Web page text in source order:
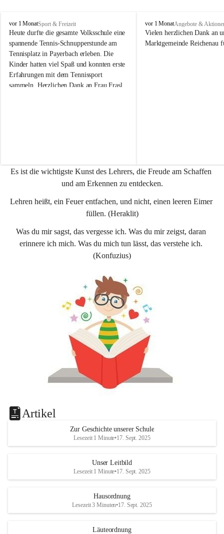
V
o
l
k
s
s
c
h
e
n
vor 1 MonatSport & Freizeit
Heute durfte die gesamte Volksschule eine
spannende Tennis-Schnupperstunde am
Tennisplatz in Payerbach erleben. Die
Kinder hatten viel Spaß und konnten erste
Erfahrungen mit dem Tennissport
sammeln. Herzlichen Dank an Frau Frasl
V
o
l
e
n
a
vor 1 MonatAngebote &
Vielen herzlichen Dank an
Marktgemeinde Reichenau
Es ist die wichtigste Kunst des Lehrers, die Freude am Schaffen
und am Erkennen zu entdecken.
Lehren heißt, ein Feuer entfachen, und nicht, einen leeren Eimer
füllen. (Heraklit)
Was du mir sagst, das vergesse ich. Was du mir zeigst, daran
erinnere ich mich. Was du mich tun lässt, das verstehe ich.
(Konfuzius)
Artikel
Zur Geschichte unserer Schule
Lesezeit 1 Minute•17. Sept. 2025
Unser Leitbild
Lesezeit 1 Minute•17. Sept. 2025
Hausordnung
Lesezeit 3 Minuten•17. Sept. 2025
Läuteordnung